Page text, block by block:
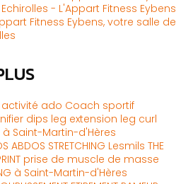
- L'Appart Fitness Eybens
Fitness Eybens, votre salle de
ado Coach sportif
dips leg extension leg curl
Saint-Martin-d'Hères
ABDOS STRETCHING Lesmils THE
prise de muscle de masse
à Saint-Martin-d'Hères